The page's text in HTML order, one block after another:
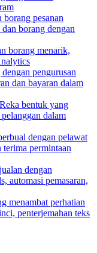
pesanan
borang dengan
borang menarik,
pengurusan
dan bayaran dalam
Reka bentuk yang
dalam
dengan pelawat
terima permintaan
dengan
automasi pemasaran,
menambat perhatian
penterjemahan teks